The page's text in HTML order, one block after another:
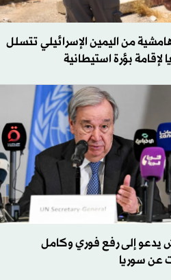
من اليمين الإسرائيلي تتسلل
لإقامة بؤرة استيطانية
يدعو إلى رفع فوري وكامل
عن سوريا